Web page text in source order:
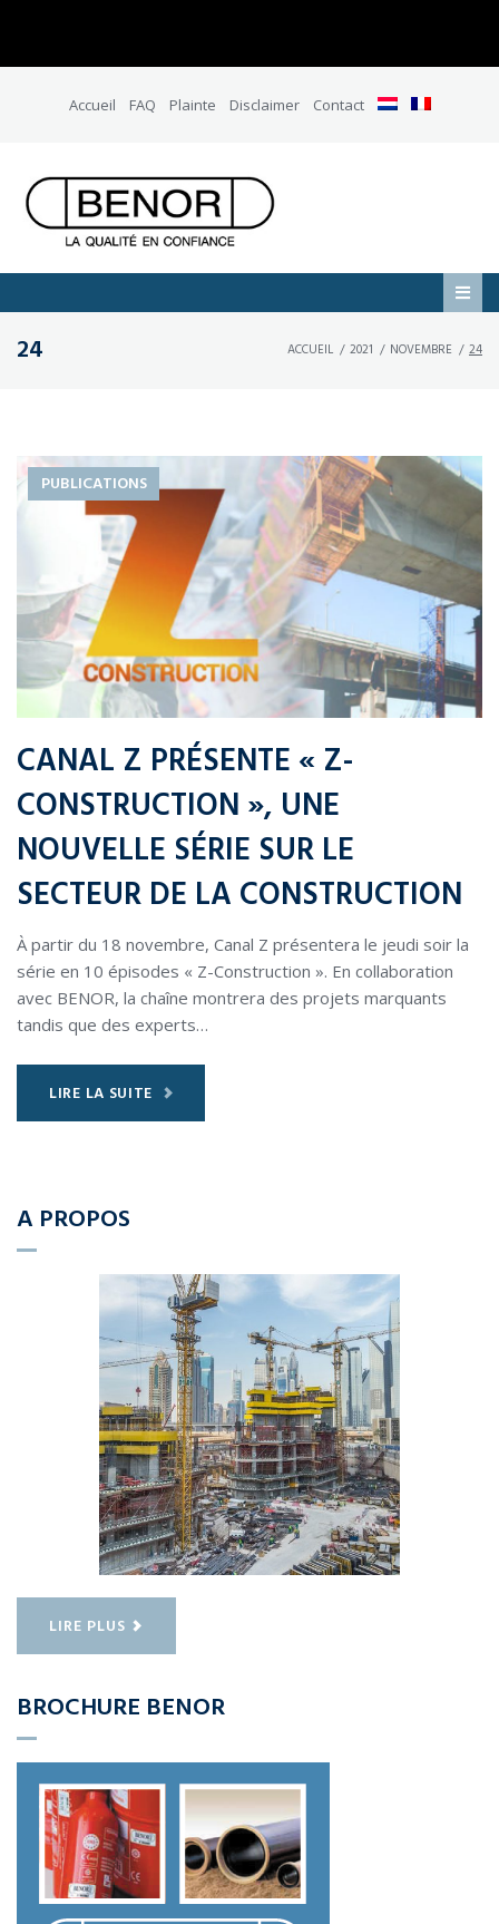
Accueil FAQ Plainte Disclaimer Contact
24 ACCUEIL / 2021 / NOVEMBRE / 24
PUBLICATIONS
CANAL Z PRÉSENTE « Z-
CONSTRUCTION », UNE
NOUVELLE SÉRIE SUR LE
SECTEUR DE LA CONSTRUCTION
À partir du 18 novembre, Canal Z présentera le jeudi soir la
série en 10 épisodes « Z-Construction ». En collaboration
avec BENOR, la chaîne montrera des projets marquants
tandis que des experts…
LIRE LA SUITE
A PROPOS
LIRE PLUS
BROCHURE BENOR